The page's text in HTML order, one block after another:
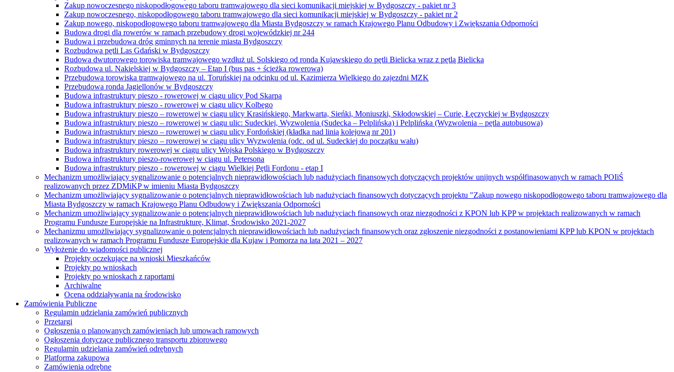
Zakup nowoczesnego niskopodłogowego taboru tramwajowego dla sieci komunikacji miejskiej w Bydgoszczy - pakiet nr 3
Zakup nowoczesnego, niskopodłogowego taboru tramwajowego dla sieci komunikacji miejskiej w Bydgoszczy - pakiet nr 2
Zakup nowego, niskopodłogowego taboru tramwajowego dla Miasta Bydgoszczy w ramach Krajowego Planu Odbudowy i Zwiększania Odporności
Budowa drogi dla rowerów w ramach przebudowy drogi wojewódzkiej nr 244
Budowa i przebudowa dróg gminnych na terenie miasta Bydgoszczy
Rozbudowa pętli Las Gdański w Bydgoszczy
Budowa dwutorowego torowiska tramwajowego wzdłuż ul. Solskiego od ronda Kujawskiego do pętli Bielicka wraz z pętlą Bielicka
Rozbudowa ul. Nakielskiej w Bydgoszczy – Etap I (bus pas + ścieżka rowerowa)
Przebudowa torowiska tramwajowego na ul. Toruńskiej na odcinku od ul. Kazimierza Wielkiego do zajezdni MZK
Przebudowa ronda Jagiellonów w Bydgoszczy
Budowa infrastruktury pieszo - rowerowej w ciągu ulicy Pod Skarpą
Budowa infrastruktury pieszo - rowerowej w ciągu ulicy Kolbego
Budowa infrastruktury pieszo – rowerowej w ciągu ulicy Krasińskiego, Markwarta, Sieńki, Moniuszki, Skłodowskiej – Curie, Łęczyckiej w Bydgoszczy
Budowa infrastruktury pieszo – rowerowej w ciągu ulic: Sudeckiej, Wyzwolenia (Sudecka – Pelplińska) i Pelplińska (Wyzwolenia – pętla autobusowa)
Budowa infrastruktury pieszo – rowerowej w ciągu ulicy Fordońskiej (kładka nad linią kolejową nr 201)
Budowa infrastruktury pieszo – rowerowej w ciągu ulicy Wyzwolenia (odc. od ul. Sudeckiej do początku wału)
Budowa infrastruktury rowerowej w ciągu ulicy Wojska Polskiego w Bydgoszczy
Budowa infrastruktury pieszo-rowerowej w ciągu ul. Petersona
Budowa infrastruktury pieszo - rowerowej w ciągu Wielkiej Pętli Fordonu - etap I
Mechanizm umożliwiający sygnalizowanie o potencjalnych nieprawidłowościach lub nadużyciach finansowych dotyczących projektów unijnych współfinasowanych w ramach POIiŚ
realizowanych przez ZDMiKP w imieniu Miasta Bydgoszczy
Mechanizm umożliwiający sygnalizowanie o potencjalnych nieprawidłowościach lub nadużyciach finansowych dotyczących projektu "Zakup nowego niskopodłogowego taboru tramwajowego dla
Miasta Bydgoszczy w ramach Krajowego Planu Odbudowy i Zwiększania Odporności
Mechanizm umożliwiający sygnalizowanie o potencjalnych nieprawidłowościach lub nadużyciach finansowych oraz niezgodności z KPON lub KPP w projektach realizowanych w ramach
Programu Fundusze Europejskie na Infrastrukturę, Klimat, Środowisko 2021-2027
Mechanizmu umożliwiający sygnalizowanie o potencjalnych nieprawidłowościach lub nadużyciach finansowych oraz zgłoszenie niezgodności z postanowieniami KPP lub KPON w projektach
realizowanych w ramach Programu Fundusze Europejskie dla Kujaw i Pomorza na lata 2021 – 2027
Wyłożenie do wiadomości publicznej
Projekty oczekujące na wnioski Mieszkańców
Projekty po wnioskach
Projekty po wnioskach z raportami
Archiwalne
Ocena oddziaływania na środowisko
Zamówienia Publiczne
Regulamin udzielania zamówień publicznych
Przetargi
Ogłoszenia o planowanych zamówieniach lub umowach ramowych
Ogłoszenia dotyczące publicznego transportu zbiorowego
Regulamin udzielania zamówień odrębnych
Platforma zakupowa
Zamówienia odrębne